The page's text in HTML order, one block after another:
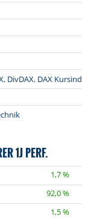
, DivDAX, DAX Kursindex
1J PERF.
1,7 %
92,0 %
1,5 %